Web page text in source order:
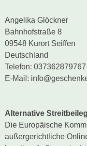
Angelika Glöckner
Bahnhofstraße 8
09548 Kurort Seiffen
Deutschland
Telefon: 037362879767
E-Mail:
Alternative
Die Europäische
außergerichtliche